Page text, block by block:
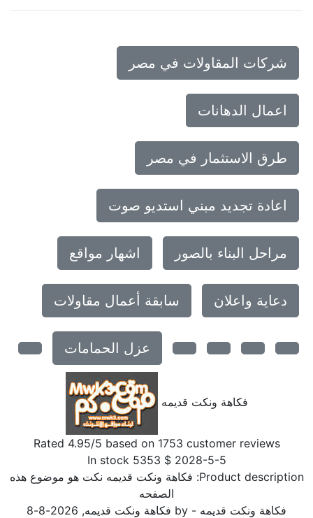
شركات المقاولات في مصر
اعمال الدهانات
طرق الاستثمار في مصر
اعادة تجديد مبني استديو صوت
مراحل البناء بالصور اشهار مواقع
دعاية واعلان سابقة أعمال مقاولات
عزل الحمامات
فكاهة ونكت قديمه
Rated4.95/5 based on1753customer reviews
2028-5-5
$
5353
In stock
Product فكاهة ونكت قديمه نكت هو موضوع هذه
الصفحه
فكاهة ونكت قديمه- by فكاهة ونكت قديمه,
2026-8-8